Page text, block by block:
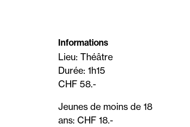
Informations
Lieu: Théâtre
Durée: 1h15
CHF 58.-
Jeunes de moins de 18
ans: CHF 18.-